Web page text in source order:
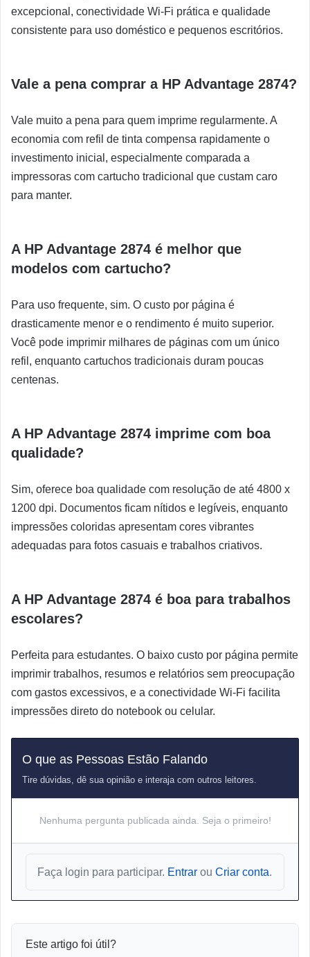
excepcional, conectividade Wi-Fi prática e qualidade
consistente para uso doméstico e pequenos escritórios.
Vale a pena comprar a HP Advantage 2874?
Vale muito a pena para quem imprime regularmente. A
economia com refil de tinta compensa rapidamente o
investimento inicial, especialmente comparada a
impressoras com cartucho tradicional que custam caro
para manter.
A HP Advantage 2874 é melhor que
modelos com cartucho?
Para uso frequente, sim. O custo por página é
drasticamente menor e o rendimento é muito superior.
Você pode imprimir milhares de páginas com um único
refil, enquanto cartuchos tradicionais duram poucas
centenas.
A HP Advantage 2874 imprime com boa
qualidade?
Sim, oferece boa qualidade com resolução de até 4800 x
1200 dpi. Documentos ficam nítidos e legíveis, enquanto
impressões coloridas apresentam cores vibrantes
adequadas para fotos casuais e trabalhos criativos.
A HP Advantage 2874 é boa para trabalhos
escolares?
Perfeita para estudantes. O baixo custo por página permite
imprimir trabalhos, resumos e relatórios sem preocupação
com gastos excessivos, e a conectividade Wi-Fi facilita
impressões direto do notebook ou celular.
O que as Pessoas Estão Falando
Tire dúvidas, dê sua opinião e interaja com outros leitores.
Nenhuma pergunta publicada ainda. Seja o primeiro!
Faça login para participar. Entrar ou Criar conta.
Este artigo foi útil?